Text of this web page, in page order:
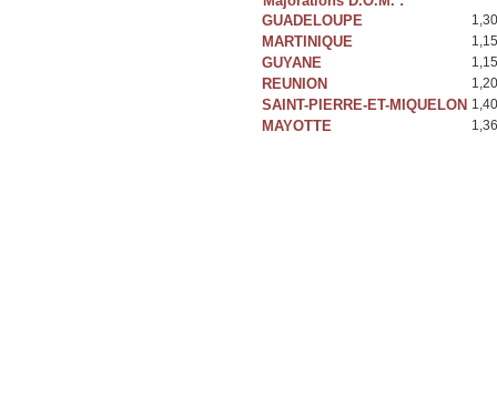
GUADELOUPE
MARTINIQUE
GUYANE
REUNION
SAINT-PIERRE-ET-MIQUELON
MAYOTTE